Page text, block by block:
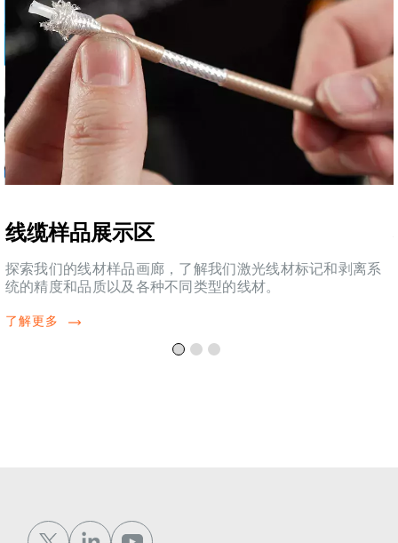
线缆样品展示区
探索我们的线材样品画廊，了解我们激光线材标记和剥离系
统的精度和品质以及各种不同类型的线材。
了解更多